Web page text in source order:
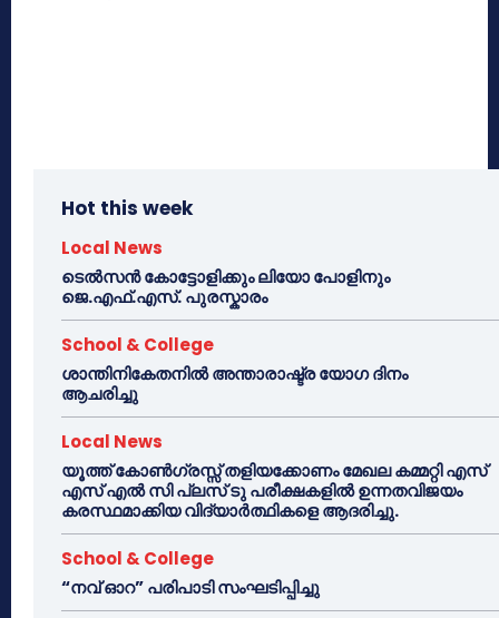
Hot this week
Local News
ടെൽസൻ കോട്ടോളിക്കും ലിയോ പോളിനും
ജെ.എഫ്.എസ്. പുരസ്കാരം
School & College
ശാന്തിനികേതനിൽ അന്താരാഷ്ട്ര യോഗ ദിനം
ആചരിച്ചു
Local News
യൂത്ത് കോൺഗ്രസ്സ് തളിയക്കോണം മേഖല കമ്മറ്റി എസ്
എസ് എൽ സി പ്ലസ് ടു പരീക്ഷകളിൽ ഉന്നതവിജയം
കരസ്ഥമാക്കിയ വിദ്യാർത്ഥികളെ ആദരിച്ചു.
School & College
“നവ് ഓറ” പരിപാടി സംഘടിപ്പിച്ചു